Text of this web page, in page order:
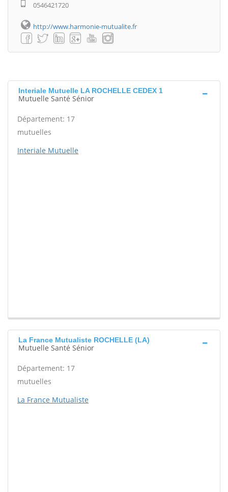
0546421720
http://www.harmonie-mutualite.fr
Interiale Mutuelle LA ROCHELLE CEDEX 1
Mutuelle Santé Sénior
Département: 17
mutuelles
Interiale Mutuelle
La France Mutualiste ROCHELLE (LA)
Mutuelle Santé Sénior
Département: 17
mutuelles
La France Mutualiste